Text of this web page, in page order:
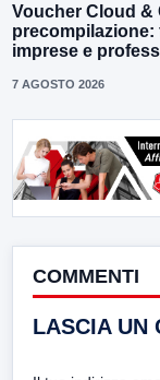
Voucher Cloud &
precompilazione:
imprese e
7 AGOSTO 2026
COMMENTI
LASCIA UN